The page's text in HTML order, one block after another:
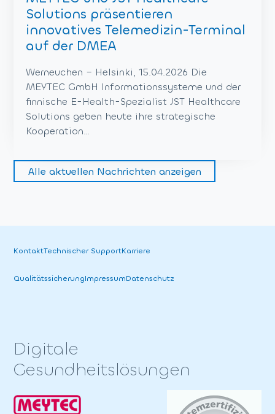
Solutions präsentieren
innovatives Telemedizin-Terminal
auf der DMEA
Werneuchen – Helsinki, 15.04.2026 Die
MEYTEC GmbH Informationssysteme und der
finnische E-Health-Spezialist JST Healthcare
Solutions geben heute ihre strategische
Kooperation…
Alle aktuellen Nachrichten anzeigen
Digitale
Gesundheitslösungen
KontaktTechnischer SupportKarriere
Qualitäts­sicherungImpressumDatenschutz